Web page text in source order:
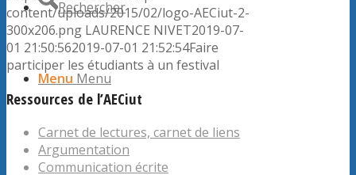
Rechercher
Menu Menu
content/uploads/2015/02/logo-AECiut-2-
300x206.png LAURENCE NIVET2019-07-
01 21:50:562019-07-01 21:52:54Faire
participer les étudiants à un festival
Ressources de l’AECiut
Carnet de lectures, carnet de liens
Argumentation
Communication écrite